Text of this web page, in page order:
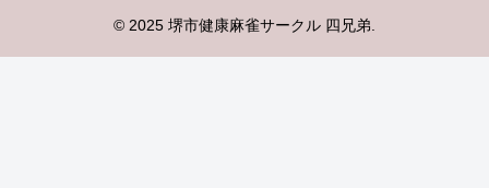
© 2025 堺市健康麻雀サークル 四兄弟.